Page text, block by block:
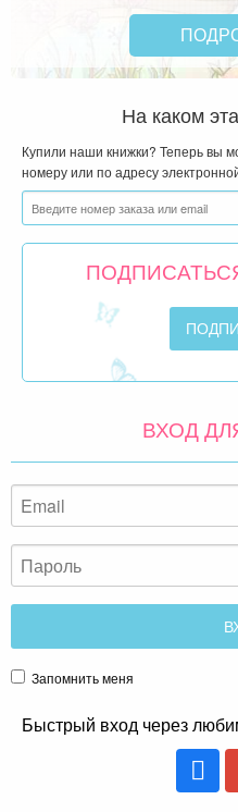
На каком
Купили наши книжки? Теперь вы
номеру или по адресу
ВХОД
Запомнить меня
Быстрый вход через